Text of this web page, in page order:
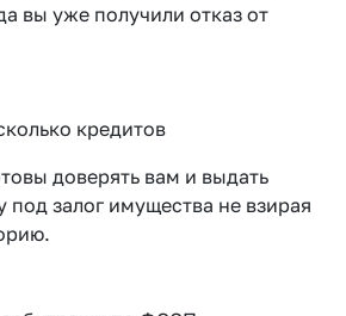
вы уже получили отказ от
кредитов
доверять вам и выдать
залог имущества не взирая